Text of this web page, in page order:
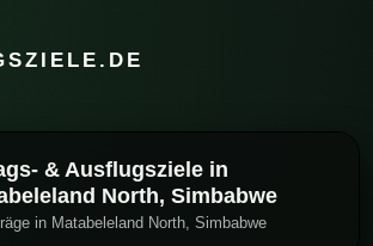
& Ausflugsziele in
North, Simbabwe
in Matabeleland North, Simbabwe